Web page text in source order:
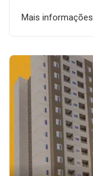
Mais informações